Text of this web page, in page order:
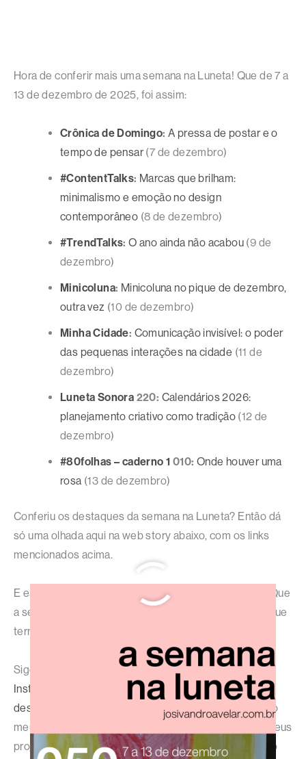
Hora de conferir mais uma semana na Luneta! Que de 7 a
13 de dezembro de 2025, foi assim:
Crônica de Domingo: A pressa de postar e o
tempo de pensar(7 de dezembro)
#ContentTalks: Marcas que brilham:
minimalismo e emoção no design
contemporâneo (8 de dezembro)
#TrendTalks: O ano ainda não acabou (9 de
dezembro)
Minicoluna: Minicoluna no pique de dezembro,
outra vez (10 de dezembro)
Minha Cidade: Comunicação invisível: o poder
das pequenas interações na cidade (11 de
dezembro)
Luneta Sonora 220: Calendários 2026:
planejamento criativo como tradição (12 de
dezembro)
#80folhas – caderno 1 010: Onde houver uma
rosa (13 de dezembro)
Conferiu os destaques da semana na Luneta? Então dá
só uma olhada aqui na web story abaixo, com os links
mencionados acima.
E esta foi mais uma semana concluída com sucesso! Que
a semana que começa seja melhor do que a semana que
termina.
Sigo com vocês por aqui, todos os dias, no site, no
Instagram
demais redes sociais , além docanal
deste site no WhatsApp
. Se você gosta de verdade do
meu trabalho, descubra como você pode manter os meus
projetos mais fortes apoiando meus projetos por meio